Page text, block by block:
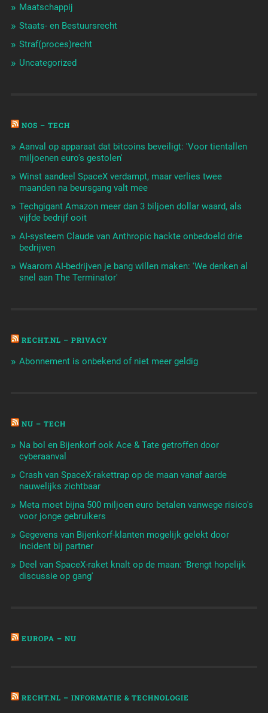
Maatschappij
Staats- en Bestuursrecht
Straf(proces)recht
Uncategorized
NOS – TECH
Aanval op apparaat dat bitcoins beveiligt: 'Voor tientallen
miljoenen euro's gestolen'
Winst aandeel SpaceX verdampt, maar verlies twee
maanden na beursgang valt mee
Techgigant Amazon meer dan 3 biljoen dollar waard, als
vijfde bedrijf ooit
AI-systeem Claude van Anthropic hackte onbedoeld drie
bedrijven
Waarom AI-bedrijven je bang willen maken: 'We denken al
snel aan The Terminator'
RECHT.NL – PRIVACY
Abonnement is onbekend of niet meer geldig
NU – TECH
Na bol en Bijenkorf ook Ace & Tate getroffen door
cyberaanval
Crash van SpaceX-rakettrap op de maan vanaf aarde
nauwelijks zichtbaar
Meta moet bijna 500 miljoen euro betalen vanwege risico's
voor jonge gebruikers
Gegevens van Bijenkorf-klanten mogelijk gelekt door
incident bij partner
Deel van SpaceX-raket knalt op de maan: 'Brengt hopelijk
discussie op gang'
EUROPA – NU
RECHT.NL – INFORMATIE & TECHNOLOGIE